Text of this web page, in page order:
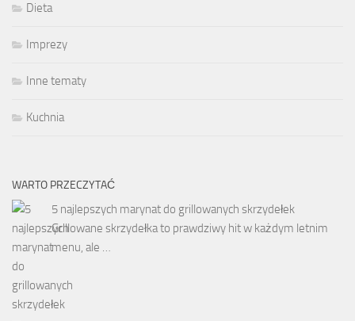
Dieta
Imprezy
Inne tematy
Kuchnia
WARTO PRZECZYTAĆ
5 najlepszych marynat do grillowanych skrzydełek
Grillowane skrzydełka to prawdziwy hit w każdym letnim
menu, ale …